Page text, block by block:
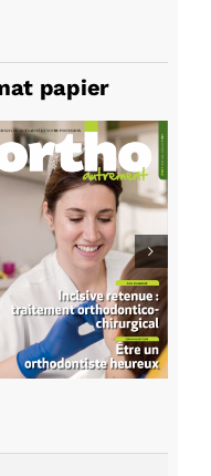
papier